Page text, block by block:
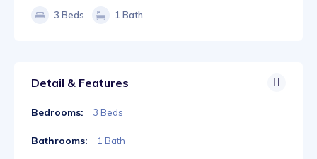
3 Beds 1 Bath
Detail & Features
Bedrooms: 3 Beds
Bathrooms: 1 Bath